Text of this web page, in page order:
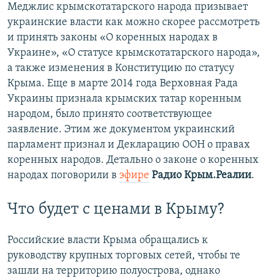
Меджлис крымскотатарского народа призывает
украинские власти как можно скорее рассмотреть
и принять законы «О коренных народах в
Украине», «О статусе крымскотатарского народа»,
а также изменения в Конституцию по статусу
Крыма. Еще в марте 2014 года Верховная Рада
Украины признала крымских татар коренным
народом, было принято соответствующее
заявление. Этим же документом украинский
парламент признал и Декларацию ООН о правах
коренных народов. Детально о законе о коренных
народах поговорили в эфире Радио Крым.Реалии.
Что будет с ценами в Крыму?
Российские власти Крыма обращались к
руководству крупных торговых сетей, чтобы те
зашли на территорию полуострова, однако